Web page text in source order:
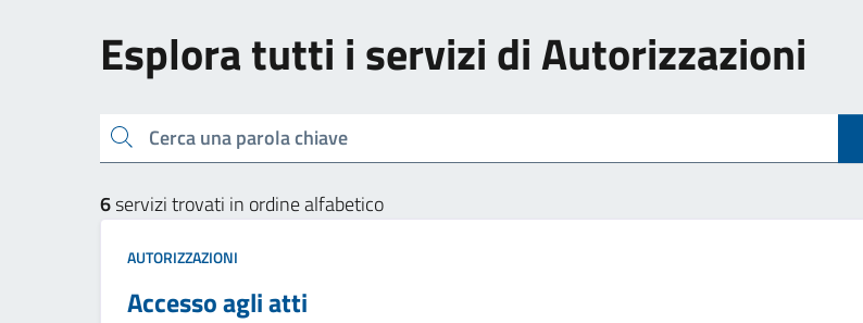
Esplora tutti i servizi di Autorizzazioni
Cerca una parola chiave
6servizi trovati in ordine alfabetico
AUTORIZZAZIONI
Accesso agli atti